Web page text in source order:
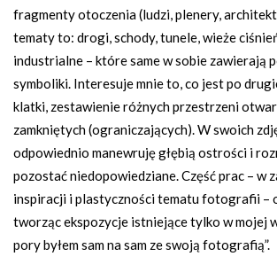
fragmenty otoczenia (ludzi, plenery,
tematy to: drogi, schody, tunele, wieże
industrialne – które same w sobie zawierają
symboliki. Interesuje mnie to, co jest po
klatki, zestawienie różnych przestrzeni
zamkniętych (ograniczających). W swoich
odpowiednio manewruję głębią ostrości i
pozostać niedopowiedziane. Część prac – w
inspiracji i plastyczności tematu fotografii –
tworząc ekspozycje istniejące tylko w mojej
pory byłem sam na sam ze swoją fotografią”.